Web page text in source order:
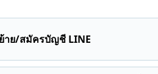
าย/สมัครบัญชี LINE